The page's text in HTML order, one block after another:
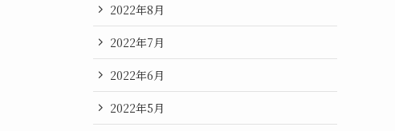
2022年8月
2022年7月
2022年6月
2022年5月